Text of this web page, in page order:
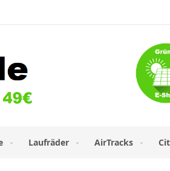
Laufräder AirTracks